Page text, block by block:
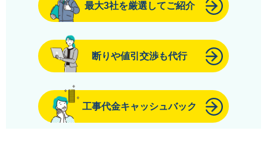
最大3社を厳選してご紹介
断りや値引交渉も代行
工事代金キャッシュバック